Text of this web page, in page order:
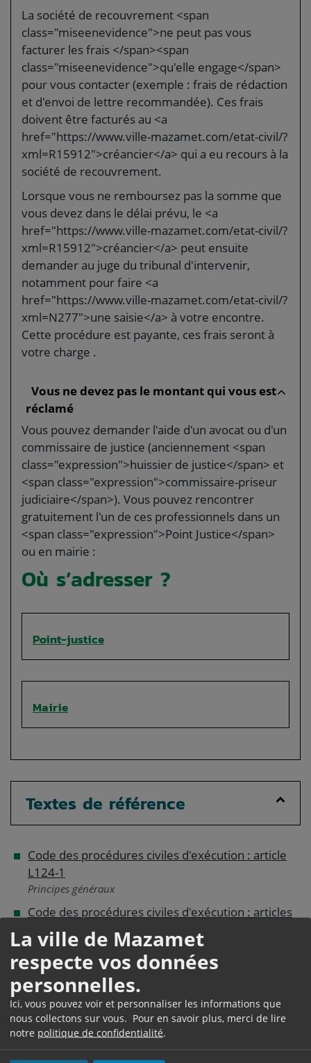
La ville de Mazamet
respecte vos données
personnelles.
Ici, vous pouvez voir et personnaliser les informations que
nous collectons sur vous. Pour en savoir plus, merci de lire
notre politique de confidentialité.
La société de recouvrement <span
class="miseenevidence">ne peut pas vous
facturer les frais </span><span
class="miseenevidence">qu'elle engage</span>
pour vous contacter (exemple : frais de rédaction
et d'envoi de lettre recommandée). Ces frais
doivent être facturés au <a
href="https://www.ville-mazamet.com/etat-civil/?
xml=R15912">créancier</a> qui a eu recours à la
société de recouvrement.
Lorsque vous ne remboursez pas la somme que
vous devez dans le délai prévu, le <a
href="https://www.ville-mazamet.com/etat-civil/?
xml=R15912">créancier</a> peut ensuite
demander au juge du tribunal d'intervenir,
notamment pour faire <a
href="https://www.ville-mazamet.com/etat-civil/?
xml=N277">une saisie</a> à votre encontre.
Cette procédure est payante, ces frais seront à
votre charge .
Vous ne devez pas le montant qui vous est
réclamé
Vous pouvez demander l'aide d'un avocat ou d'un
commissaire de justice (anciennement <span
class="expression">huissier de justice</span> et
<span class="expression">commissaire-priseur
judiciaire</span>). Vous pouvez rencontrer
gratuitement l'un de ces professionnels dans un
<span class="expression">Point Justice</span>
ou en mairie :
Où s’adresser ?
Point-justice
Mairie
Textes de référence
Code des procédures civiles d'exécution : article
L124-1
Principes généraux
Code des procédures civiles d'exécution : articles
R124-1 à R124-7
Conditions et procédure de recouvrement amiable
Services en ligne et
formulaires